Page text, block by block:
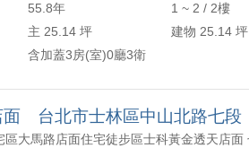
55.8年
1 ~ 2 / 2樓
主 25.14 坪
建物 25.14 坪
含加蓋3房(室)0廳3衛
面 台北市士林區中山北路七段